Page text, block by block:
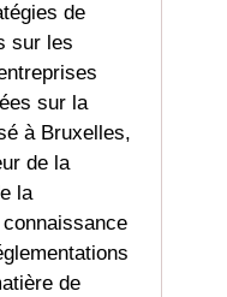
de
sur les
sur la
à Bruxelles,
de la
la
de